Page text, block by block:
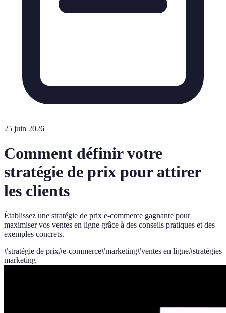
25 juin 2026
Comment définir votre
stratégie de prix pour attirer
les clients
Établissez une stratégie de prix e-commerce gagnante pour
maximiser vos ventes en ligne grâce à des conseils pratiques et des
exemples concrets.
#stratégie de prix#e-commerce#marketing#ventes en ligne#stratégies
marketing